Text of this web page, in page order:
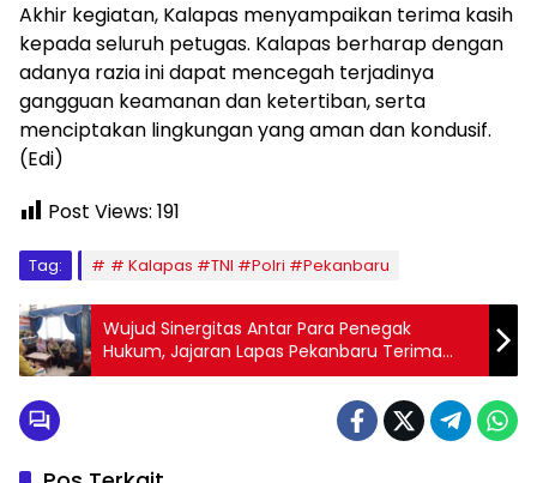
Akhir kegiatan, Kalapas menyampaikan terima kasih
kepada seluruh petugas. Kalapas berharap dengan
adanya razia ini dapat mencegah terjadinya
gangguan keamanan dan ketertiban, serta
menciptakan lingkungan yang aman dan kondusif.
(Edi)
Post Views: 191
Tag: # Kalapas #TNI #Polri #Pekanbaru
Wujud Sinergitas Antar Para Penegak
Hukum, Jajaran Lapas Pekanbaru Terima
Kunjungan Advokat